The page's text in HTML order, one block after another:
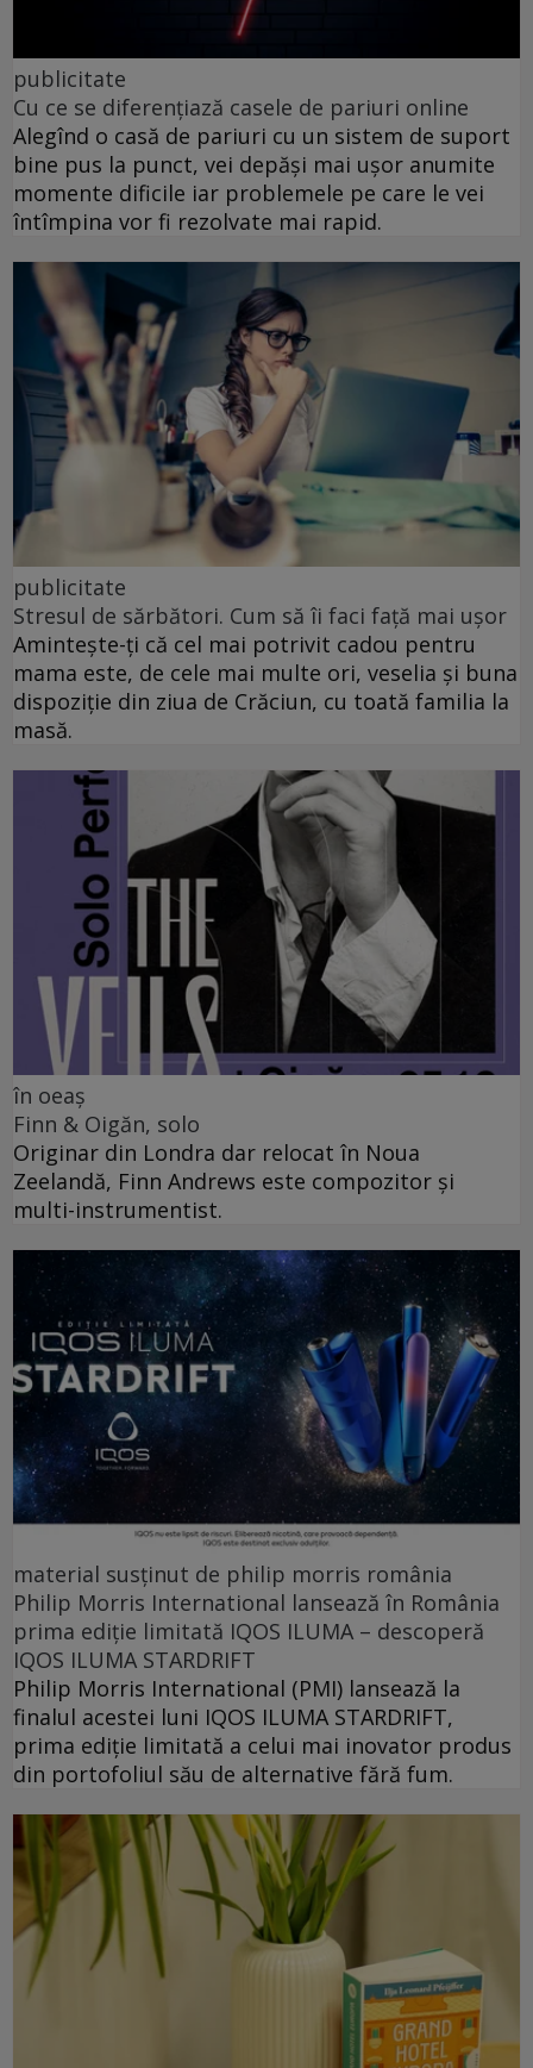
publicitate
Cu ce se diferențiază casele de pariuri online
Alegînd o casă de pariuri cu un sistem de suport
bine pus la punct, vei depăși mai ușor anumite
momente dificile iar problemele pe care le vei
întîmpina vor fi rezolvate mai rapid.
publicitate
Stresul de sărbători. Cum să îi faci față mai ușor
Amintește-ți că cel mai potrivit cadou pentru
mama este, de cele mai multe ori, veselia și buna
dispoziție din ziua de Crăciun, cu toată familia la
masă.
în oeaș
Finn & Oigăn, solo
Originar din Londra dar relocat în Noua
Zeelandă, Finn Andrews este compozitor și
multi-instrumentist.
material susținut de philip morris românia
Philip Morris International lansează în România
prima ediție limitată IQOS ILUMA – descoperă
IQOS ILUMA STARDRIFT
Philip Morris International (PMI) lansează la
finalul acestei luni IQOS ILUMA STARDRIFT,
prima ediție limitată a celui mai inovator produs
din portofoliul său de alternative fără fum.